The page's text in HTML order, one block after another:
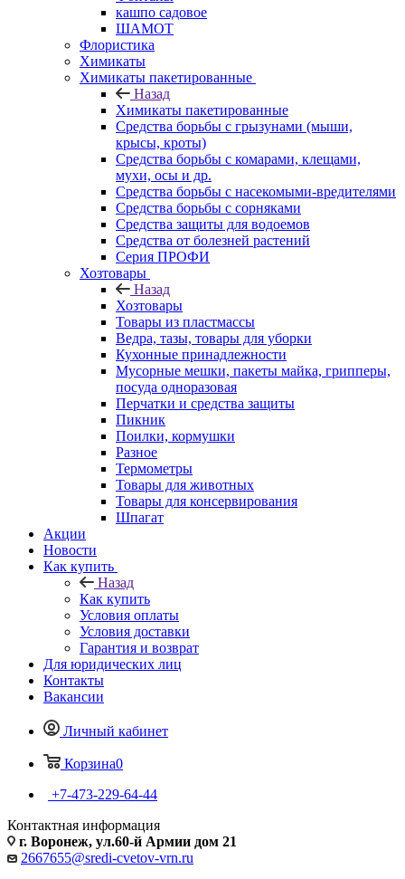
кашпо садовое
ШАМОТ
Флористика
Химикаты
Химикаты пакетированные
Назад
Химикаты пакетированные
Средства борьбы с грызунами (мыши,
крысы, кроты)
Средства борьбы с комарами, клещами,
мухи, осы и др.
Средства борьбы с насекомыми-вредителями
Средства борьбы с сорняками
Средства защиты для водоемов
Средства от болезней растений
Серия ПРОФИ
Хозтовары
Назад
Хозтовары
Товары из пластмассы
Ведра, тазы, товары для уборки
Кухонные принадлежности
Мусорные мешки, пакеты майка, грипперы,
посуда одноразовая
Перчатки и средства защиты
Пикник
Поилки, кормушки
Разное
Термометры
Товары для животных
Товары для консервирования
Шпагат
Акции
Новости
Как купить
Назад
Как купить
Условия оплаты
Условия доставки
Гарантия и возврат
Для юридических лиц
Контакты
Вакансии
Личный кабинет
Корзина0
+7-473-229-64-44
Контактная информация
г. Воронеж, ул.60-й Армии дом 21
2667655@sredi-cvetov-vrn.ru